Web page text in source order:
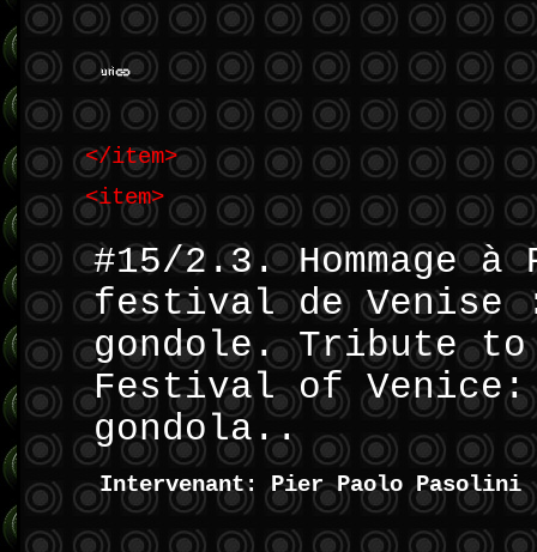
</item>
<item>
#15/2.3. Hommage
festival de Venise
gondole. Tribute
Festival of Venice:
gondola..
Intervenant: Pier Paolo Pasolini